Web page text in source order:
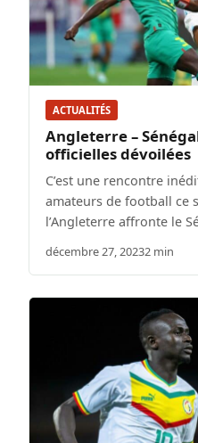
ACTUALITÉS
Angleterre –
officielles dévoilées
C’est une rencontre
amateurs de football ce
l’Angleterre affronte le
décembre 27, 20232 min